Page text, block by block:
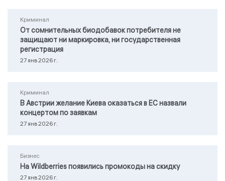
Криминал
От сомнительных биодобавок потребителя не
защищают ни маркировка, ни государственная
регистрация
27 янв 2026 г.
Криминал
В Австрии желание Киева оказаться в ЕС назвали
концертом по заявкам
27 янв 2026 г.
Бизнес
На Wildberries появились промокоды на скидку
27 янв 2026 г.